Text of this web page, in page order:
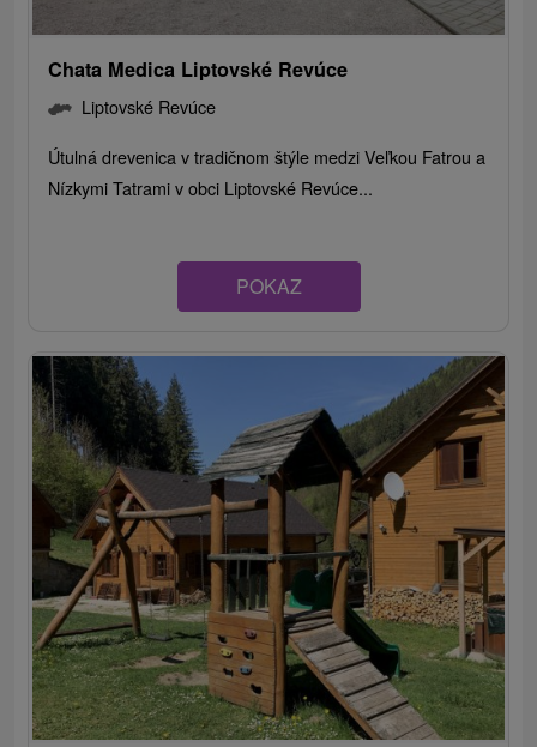
Chata Medica Liptovské Revúce
Liptovské Revúce
Útulná drevenica v tradičnom štýle medzi Veľkou Fatrou a
Nízkymi Tatrami v obci Liptovské Revúce...
POKAZ